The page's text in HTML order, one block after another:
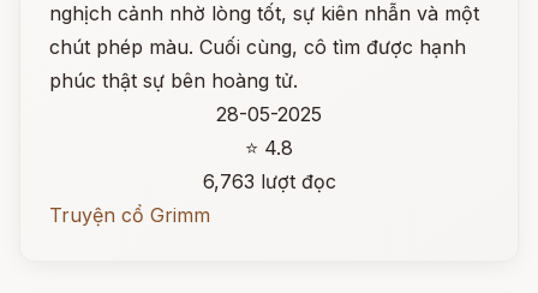
nghịch cảnh nhờ lòng tốt, sự kiên nhẫn và một
chút phép màu. Cuối cùng, cô tìm được hạnh
phúc thật sự bên hoàng tử.
28-05-2025
⭐ 4.8
6,763 lượt đọc
Truyện cổ Grimm